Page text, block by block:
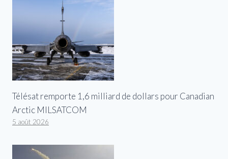
Télésat remporte 1,6 milliard de dollars pour Canadian
Arctic MILSATCOM
5 août 2026